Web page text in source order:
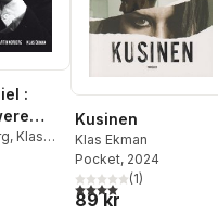
:
, Klas
Totalt antal röster:
Kusinen
Klas Ekman
Pocket, 2024
4,0utav 5 stjärnor.
(1)
89 kr